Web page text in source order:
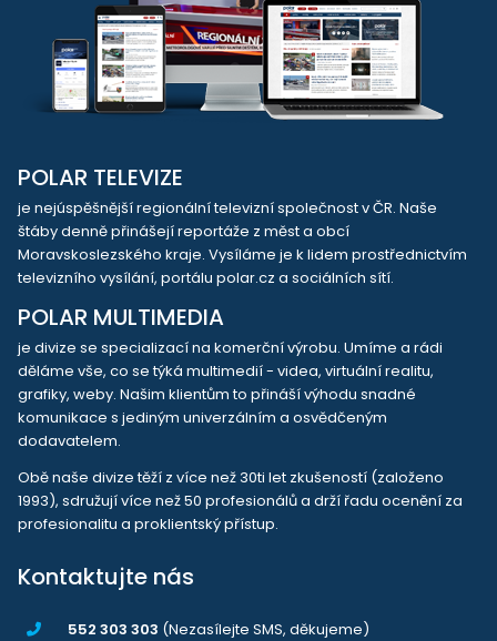
POLAR TELEVIZE
je nejúspěšnější regionální televizní společnost v ČR. Naše
štáby denně přinášejí reportáže z měst a obcí
Moravskoslezského kraje. Vysíláme je k lidem prostřednictvím
televizního vysílání, portálu polar.cz a sociálních sítí.
POLAR MULTIMEDIA
je divize se specializací na komerční výrobu. Umíme a rádi
děláme vše, co se týká multimedií - videa, virtuální realitu,
grafiky, weby. Našim klientům to přináší výhodu snadné
komunikace s jediným univerzálním a osvědčeným
dodavatelem.
Obě naše divize těží z více než 30ti let zkušeností (založeno
1993), sdružují více než 50 profesionálů a drží řadu ocenění za
profesionalitu a proklientský přístup.
Kontaktujte nás
552 303 303 (Nezasílejte SMS, děkujeme)